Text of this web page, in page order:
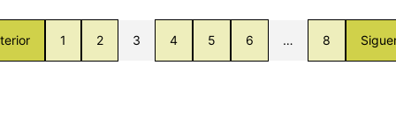
1 2 3 4 5 6 … 8